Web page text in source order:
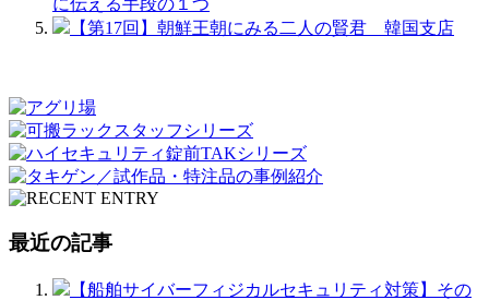
に伝える手段の１つ
【第17回】朝鮮王朝にみる二人の賢君 韓国支店
最近の記事
【船舶サイバーフィジカルセキュリティ対策】その